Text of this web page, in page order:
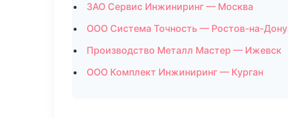
ЗАО Сервис Инжиниринг — Москва
ООО Система Точность — Ростов-на-Дону
Производство Металл Мастер — Ижевск
ООО Комплект Инжиниринг — Курган